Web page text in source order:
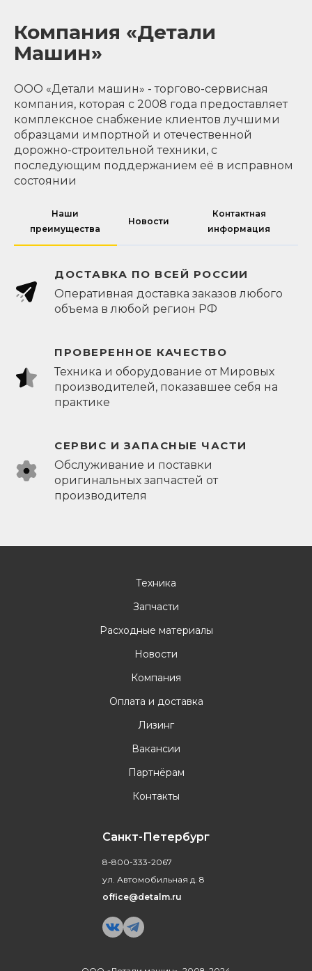
Компания «Детали
Машин»
ООО «Детали машин» - торгово-сервисная
компания, которая с 2008 года предоставляет
комплексное снабжение клиентов лучшими
образцами импортной и отечественной
дорожно-строительной техники, с
последующим поддержанием её в исправном
состоянии
Наши
преимущества
Новости
Контактная
информация
ДОСТАВКА ПО ВСЕЙ РОССИИ
Оперативная доставка заказов любого
объема в любой регион РФ
ПРОВЕРЕННОЕ КАЧЕСТВО
Техника и оборудование от Мировых
производителей, показавшее себя на
практике
СЕРВИС И ЗАПАСНЫЕ ЧАСТИ
Обслуживание и поставки
оригинальных запчастей от
производителя
Техника
Запчасти
Расходные материалы
Новости
Компания
Оплата и доставка
Лизинг
Вакансии
Партнёрам
Контакты
Санкт-Петербург
8-800-333-2067
ул. Автомобильная д. 8
office@detalm.ru